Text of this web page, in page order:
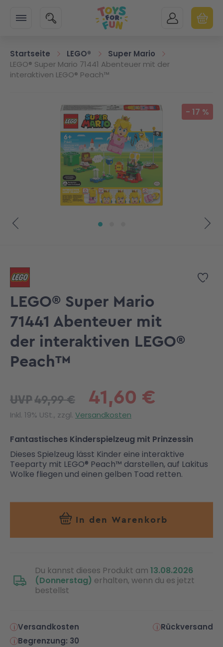
SUCHE MEIN KONTO
Startseite LEGO®
Super Mario
LEGO® Super Mario 71441 Abenteuer mit der
interaktiven LEGO® Peach™
Zum Ende der Bildgalerie springen - 17 %
Zur
LEGO® Super Mario
71441 Abenteuer mit
der interaktiven LEGO®
Peach™
41,60 €
UVP49,99 €
Inkl. 19% USt., zzgl. Versandkosten
Fantastisches Kinderspielzeug mit Prinzessin
Dieses Spielzeug lässt Kinder eine interaktive
Teeparty mit LEGO® Peach™ darstellen, auf Lakitus
Wolke fliegen und einen gelben Toad retten.
In den Warenkorb
Du kannst dieses Produkt am 13.08.2026
(Donnerstag) erhalten, wenn du es jetzt
bestellst
Versandkosten
Rückversand
Begrenzung: 30